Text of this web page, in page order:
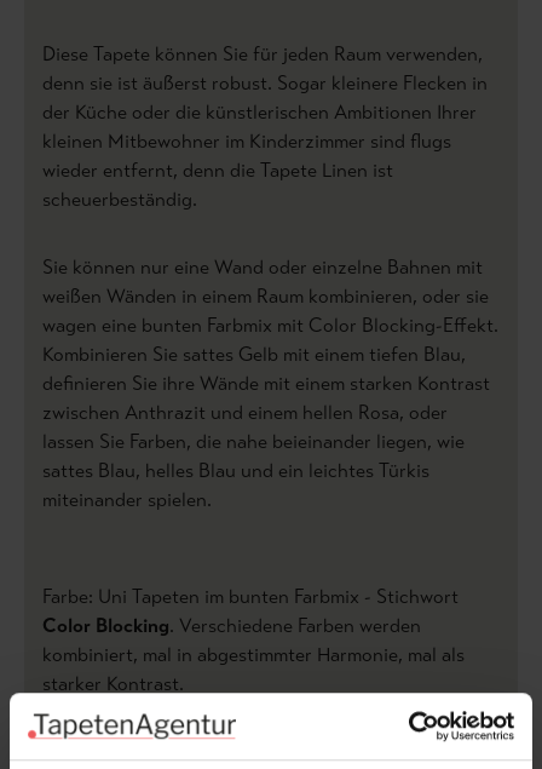
Diese Tapete können Sie für jeden Raum verwenden,
denn sie ist äußerst robust. Sogar kleinere Flecken in
der Küche oder die künstlerischen Ambitionen Ihrer
kleinen Mitbewohner im Kinderzimmer sind flugs
wieder entfernt, denn die Tapete Linen ist
scheuerbeständig.
Sie können nur eine Wand oder einzelne Bahnen mit
weißen Wänden in einem Raum kombinieren, oder sie
wagen eine bunten Farbmix mit Color Blocking-Effekt.
Kombinieren Sie sattes Gelb mit einem tiefen Blau,
definieren Sie ihre Wände mit einem starken Kontrast
zwischen Anthrazit und einem hellen Rosa, oder
lassen Sie Farben, die nahe beieinander liegen, wie
sattes Blau, helles Blau und ein leichtes Türkis
miteinander spielen.
Farbe: Uni Tapeten im bunten Farbmix - Stichwort
Color Blocking. Verschiedene Farben werden
kombiniert, mal in abgestimmter Harmonie, mal als
starker Kontrast.
Produktdetails